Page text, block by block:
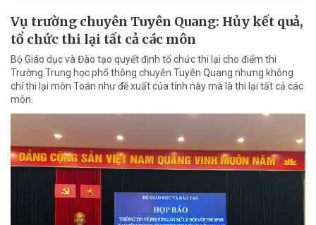
Vụ trường chuyên Tuyên Quang: Hủy kết quả,
tổ chức thi lại tất cả các môn
Bộ Giáo dục và Đào tạo quyết định tổ chức thi lại cho điểm thi
Trường Trung học phổ thông chuyên Tuyên Quang nhưng không
chỉ thi lại môn Toán như đề xuất của tỉnh này mà là thi lại tất cả các
môn.